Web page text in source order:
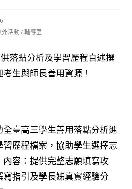
外活動 / 輔導室
供落點分析及學習歷程自述撰
生與師長善用資源！
臺高三學生善用落點分析進
歷程檔案，協助學生選擇志
容：提供完整志願填寫攻
指引及學長姊真實經驗分